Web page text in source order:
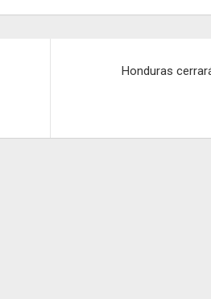
Honduras